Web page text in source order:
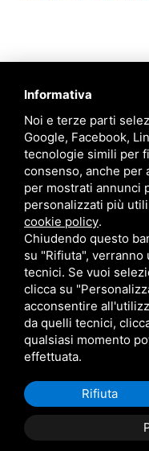
Questo sito è protetto da
Informativa
Noi e terze parti
Google, Facebook,
tecnologie simili per
consenso, anche per
per mostrati annunci
personalizzati più
cookie policy.
Chiudendo questo
su "Rifiuta",
tecnici. Se vuoi
clicca su
acconsentire
da quelli tecnici,
qualsiasi momento
effettuata.
Rifiuta